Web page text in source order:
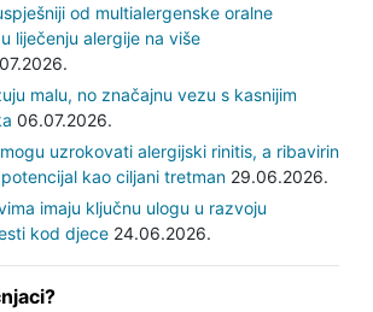
od multialergenske oralne
liječenju alergije na više
malu, no značajnu vezu s kasnijim
06.07.2026.
uzrokovati alergijski rinitis, a ribavirin
kao ciljani tretman29.06.2026.
imaju ključnu ulogu u razvoju
kod djece24.06.2026.